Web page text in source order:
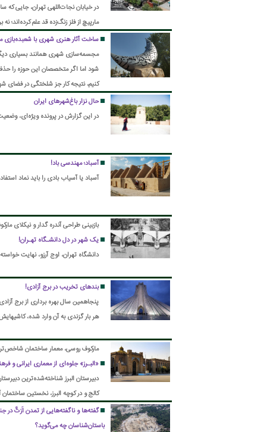
در خیابان نجات‌اللهی تهران، جایی
مارپیچ از فلز زنگ‌زده قد علم
باقی مانده. پروژه‌ای با عنوان
اما آنچه در عمل باقی مانده، چیزی
ساخت آثار هنری شهری با
مجسمه‌سازی شهری همانند بسیاری
شود اما اگر متخصصان این حوزه را
کنیم، نتیجه کار جز شلختگی در
حال نزار باغ‌شهرهای ایران
در این گزارش در پرونده ویژه‌ای، وضعیت این روزهای ۱۳ باغ‌شهر
آسباد؛ مهندسی باد!
آسباد یا آسیاب بادی را باید نماد
بازبینی طراحی آندره گدار و نیکلای
یک شهر در دل دانشـگاه تهـران!
دانشگاه تهران، اوج آرزو، نهایت
بندهای تخریب در برج آزادی!
هر بار گزندی به آن وارد شده،
مارکوف روسی، معمار ساختمان
«البـرز» جلوه‌ای از معماری ایرانی و
دبیرستان البرز شناخته‌شده‌ترین
کالج و در کوچه البرز، نخستین
گفته‌ها و ناگفته‌هایی از تمدن اَرَتَّ
باستان‌شناسان چه می‌گوید؟